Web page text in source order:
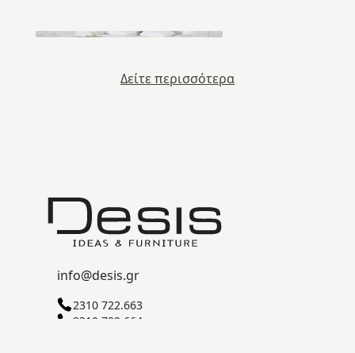
Δείτε περισσότερα
info@desis.gr
2310 722.663
2310 722.664